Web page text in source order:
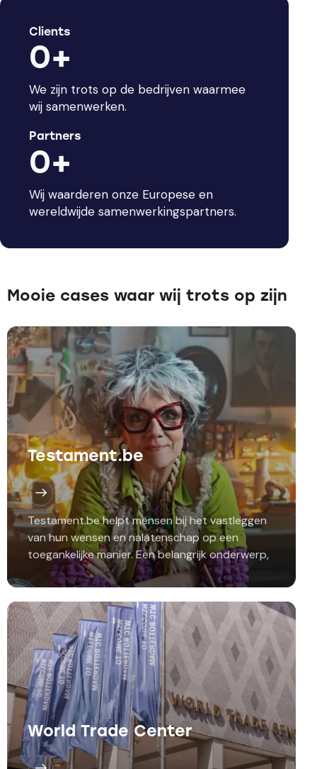
Clients
0+
We zijn trots op de bedrijven waarmee
wij samenwerken.
Partners
0+
Wij waarderen onze Europese en
wereldwijde samenwerkingspartners.
Mooie cases waar wij trots op zijn
Testament.be
Testament.be helpt mensen bij het vastleggen
van hun wensen en nalatenschap op een
toegankelijke manier. Een belangrijk onderwerp,
maar niet iets waar mensen vanzelf snel mee
bezig zijn. Daar lag…
World Trade Center